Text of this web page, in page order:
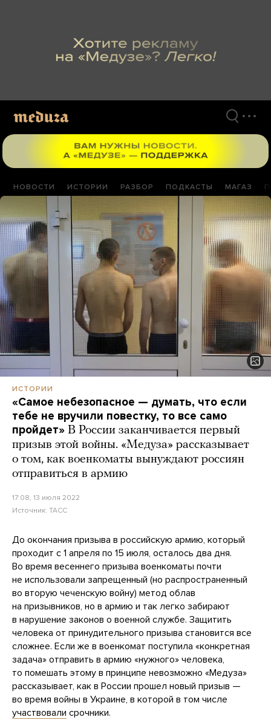
НОВОСТИ ИСТОРИИ РАЗБОР ПОДКАСТЫ МАГАЗ
ИСТОРИИ
«Самое небезопасное — думать, что если
тебе не вручили повестку, то все само
пройдет» В России заканчивается первый
призыв этой войны. «Медуза» рассказывает
о том, как военкоматы вынуждают россиян
отправиться в армию
17:08, 13 июля 2022
Источник: ТАСС
До окончания призыва в российскую армию, который
проходит с 1 апреля по 15 июля, осталось два дня.
Во время весеннего призыва военкоматы почти
не использовали запрещенный (но распространенный
во вторую чеченскую войну) метод облав
на призывников, но в армию и так легко забирают
в нарушение законов о военной службе. Защитить
человека от принудительного призыва становится все
сложнее. Если же в военкомат поступила «конкретная
задача» отправить в армию «нужного» человека,
то помешать этому в принципе невозможно «Медуза»
рассказывает, как в России прошел новый призыв —
во время войны в Украине, в которой в том числе
участвовали срочники.